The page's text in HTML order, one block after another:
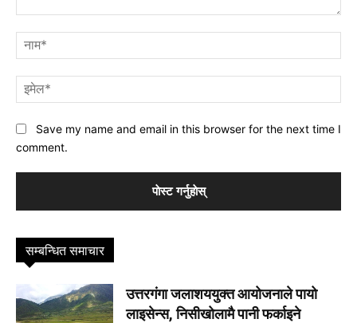
Save my name and email in this browser for the next time I
comment.
सम्बन्धित समाचार
उत्तरगंगा जलाशययुक्त आयोजनाले पायो
लाइसेन्स, निसीखोलामै पानी फर्काइने